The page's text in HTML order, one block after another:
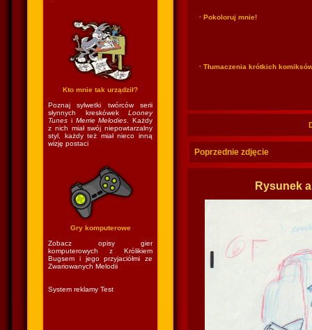
Kto mnie tak urządził?
Poznaj sylwetki twórców serii
słynnych kreskówek Looney
Tunes i Merrie Melodies . Każdy
z nich miał swój niepowtarzalny
styl, każdy też miał nieco inną
wizję postaci
Gry komputerowe
Zobacz opisy gier
komputerowych z Królikiem
Bugsem i jego przyjaciółmi ze
Zwariowanych Melodii
System reklamy Test
· Pokoloruj mnie!
· Tłumaczenia krótkich
Poprzednie zdjęcie
Rysunek